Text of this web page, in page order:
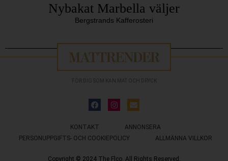
Nybakat Marbella väljer
Bergstrands Kafferosteri
FÖR DIG SOM KAN MAT OCH DRYCK
KONTAKT
ANNONSERA
PERSONUPPGIFTS- OCH COOKIEPOLICY
ALLMÄNNA VILLKOR
Copyright © 2024 The Flco. All Rights Reserved.